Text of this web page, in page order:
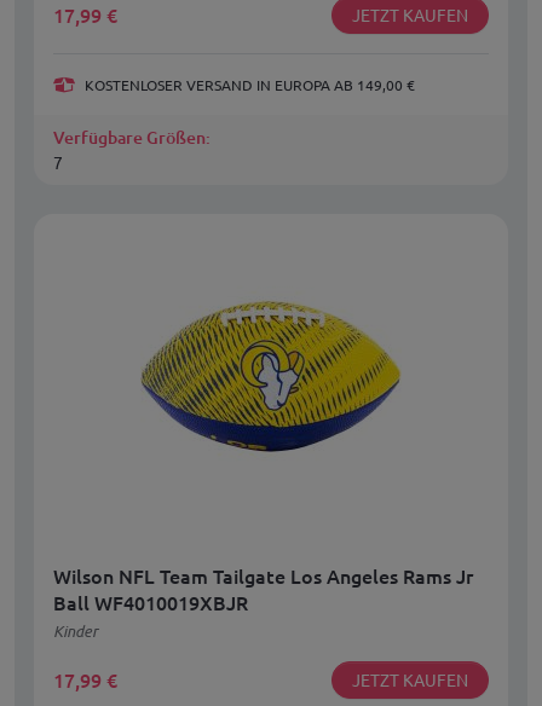
17,99 € JETZT KAUFEN
KOSTENLOSER VERSAND IN EUROPA AB 149,00 €
Verfügbare Größen:
7
Wilson NFL Team Tailgate Los Angeles Rams Jr
Ball WF4010019XBJR
Kinder
17,99 € JETZT KAUFEN